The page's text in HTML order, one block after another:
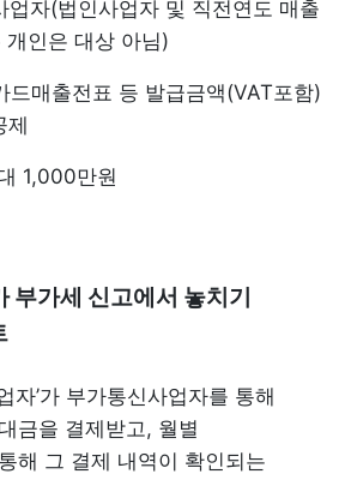
업자(법인사업자 및 직전연도 매출
개인은 대상 아님)
드매출전표 등 발급금액(VAT포함)
제
1,000만원
부가세 신고에서 놓치기
자’가 부가통신사업자를 통해
금을 결제받고, 월별
해 그 결제 내역이 확인되는